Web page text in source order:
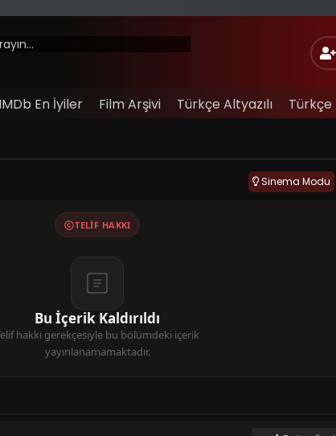
IMDb En İyiler Film Arşivi Türkçe Altyazılı Türkçe
Sinema Modu
TELIF HAKKI
Bu İçerik Kaldırıldı
hakkı gerekçesiyle bu bölümdeki içerik
yayınlanamamaktadır.